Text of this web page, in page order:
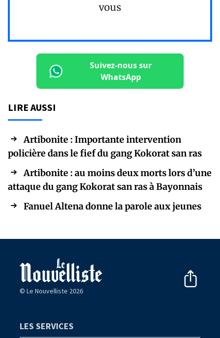
vous
Suivez-nous sur
WhatsApp
LIRE AUSSI
Artibonite : Importante intervention
policière dans le fief du gang Kokorat san ras
Artibonite : au moins deux morts lors d’une
attaque du gang Kokorat san ras à Bayonnais
Fanuel Altena donne la parole aux jeunes
© Le Nouvelliste 2026
LES SERVICES